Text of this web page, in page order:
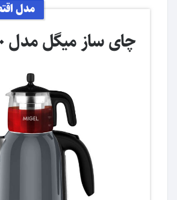
مدل
چای ساز میگل مدل GTS 190